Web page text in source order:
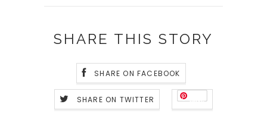
SHARE THIS STORY
SHARE ON FACEBOOK
SHARE ON TWITTER Save